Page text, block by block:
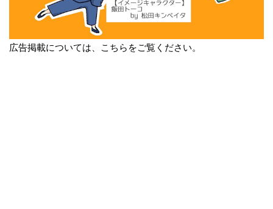
広告掲載については、こちらをご覧ください。